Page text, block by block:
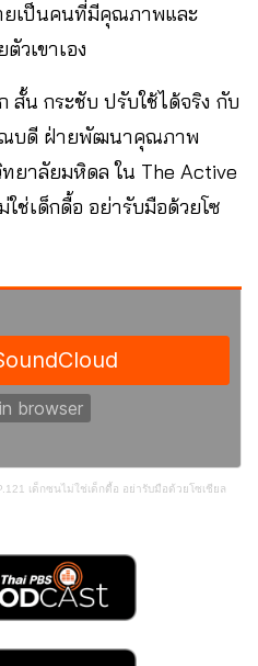
ยเป็นคนที่มีคุณภาพและ
วเขาเอง
สั้น กระชับ ปรับใช้ได้จริง กับ
ณบดี ฝ่ายพัฒนาคุณภาพ
ยาลัยมหิดล ใน The Active
ใช่เด็กดื้อ อย่ารับมือด้วยโซ
เด็กซนไม่ใช่เด็กดื้อ อย่ารับมือด้วยโซเชียล